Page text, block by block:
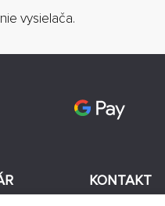
vysielača.
KONTAKT